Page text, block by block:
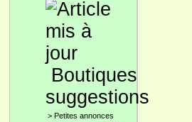
Boutiques
suggestions
> Petites annonces